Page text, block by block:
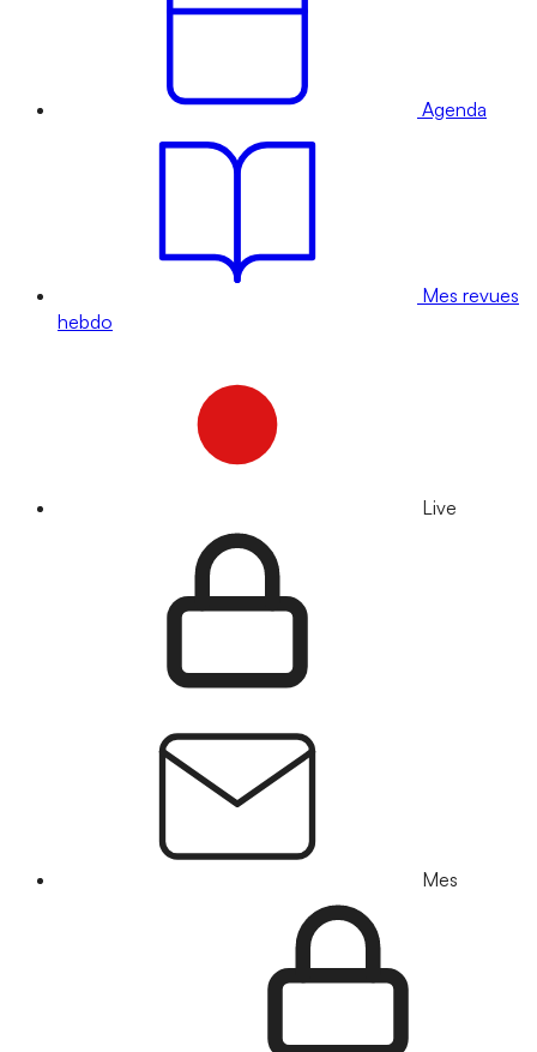
Agenda
Mes revues
hebdo
Live
Mes